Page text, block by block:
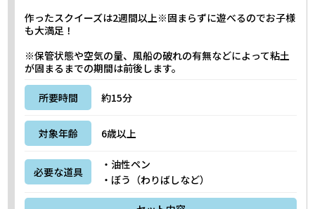
作ったスクイーズは2週間以上※固まらずに遊べるのでお子様
も大満足！
※保管状態や空気の量、風船の破れの有無などによって粘土
が固まるまでの期間は前後します。
所要時間 約15分
対象年齢 6歳以上
必要な道具
・油性ペン
・ぼう（わりばしなど）